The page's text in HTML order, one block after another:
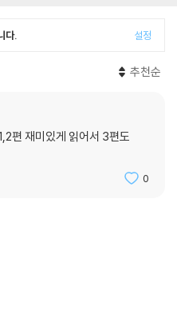
다. 설정
추천순
편 재미있게 읽어서 3편도
0